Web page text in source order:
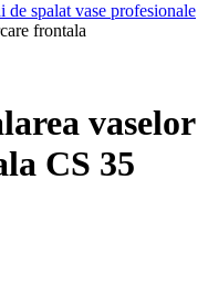
de spalat vase profesionale
frontala
vaselor
CS 35